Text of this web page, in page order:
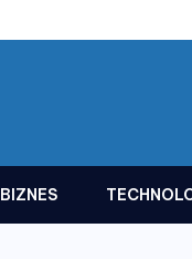
BIZNES